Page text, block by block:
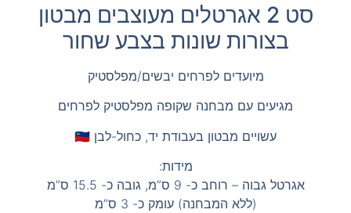
סט 2 אגרטלים מעוצבים מבטון
בצורות שונות בצבע שחור
מיועדים לפרחים יבשים/מפלסטיק
מגיעים עם מבחנה שקופה מפלסטיק לפרחים
עשויים מבטון בעבודת יד, כחול-לבן 🇮🇱
מידות:
אגרטל גבוה – רוחב כ- 9 ס”מ, גובה כ- 15.5 ס”מ
(ללא המבחנה) עומק כ- 3 ס”מ